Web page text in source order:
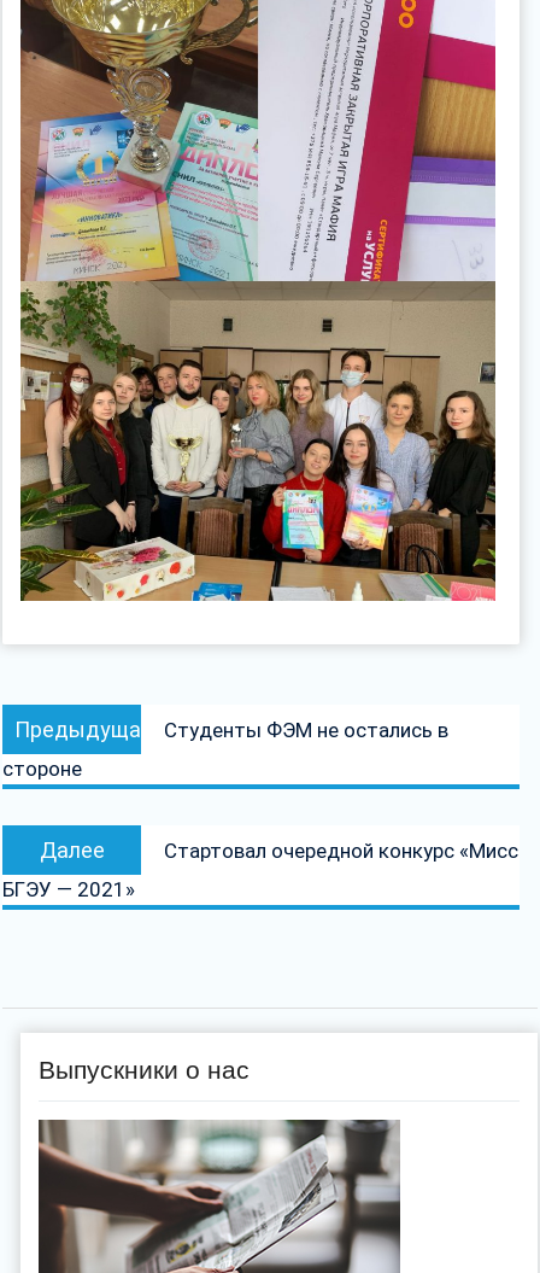
Навигация
по
записям
Предыдущая
запись:
Студенты ФЭМ не остались в
стороне
Далее
запись:
Стартовал очередной конкурс «Мисс
БГЭУ — 2021»
Выпускники о нас